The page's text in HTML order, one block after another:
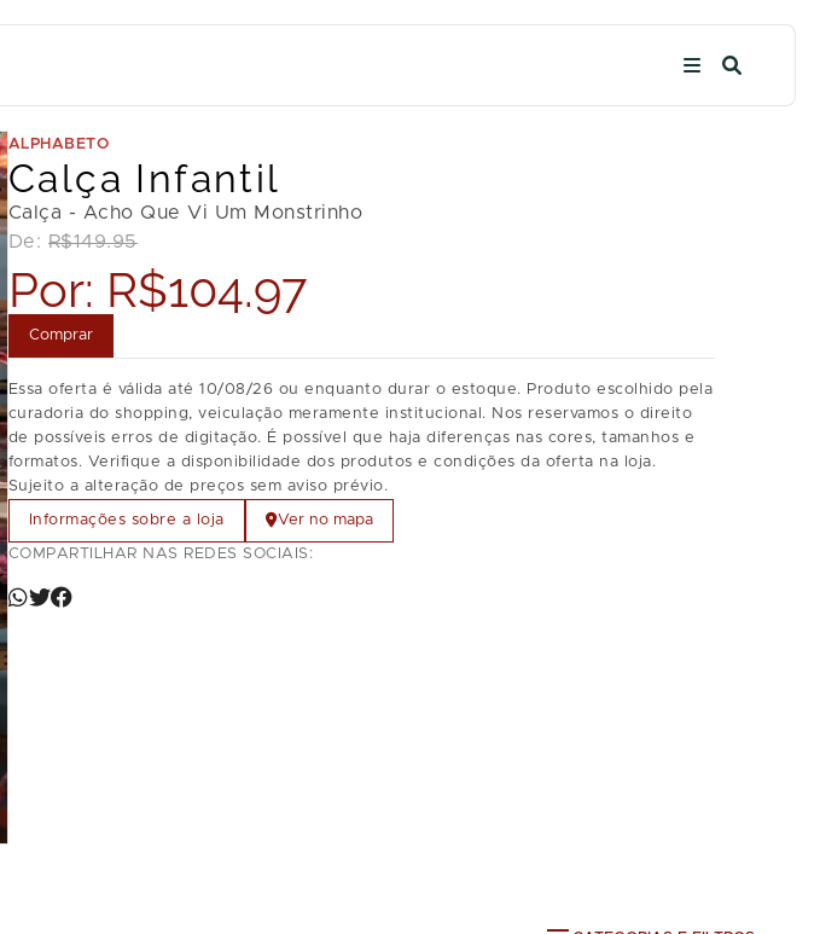
ALPHABETO
Calça Infantil
Calça - Acho Que Vi Um Monstrinho
De: R$149.95
Por: R$104.97
Comprar
Essa oferta é válida até 10/08/26 ou enquanto durar o estoque. Produto escolhido pela
curadoria do shopping, veiculação meramente institucional. Nos reservamos o direito
de possíveis erros de digitação. É possível que haja diferenças nas cores, tamanhos e
formatos. Verifique a disponibilidade dos produtos e condições da oferta na loja.
Sujeito a alteração de preços sem aviso prévio.
Informações sobre a loja Ver no mapa
COMPARTILHAR NAS REDES SOCIAIS: